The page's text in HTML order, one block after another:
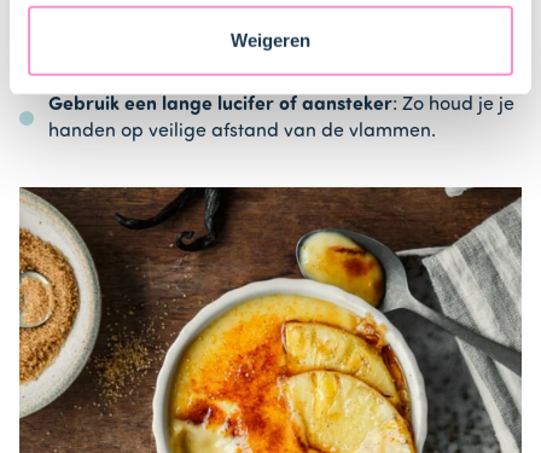
Weigeren
minimaal 40% alcohol.
: Zorg dat de afzuigkap uit staat en dat er
geen brandbare materialen in de buurt zijn.
Gebruik een lange lucifer of aansteker: Zo houd je je
handen op veilige afstand van de vlammen.